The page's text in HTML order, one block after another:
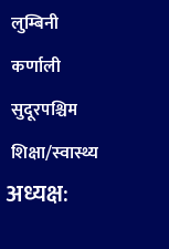
लुम्बिनी
कर्णाली
सुदूरपश्चिम
शिक्षा/स्वास्थ्य
अध्यक्ष: